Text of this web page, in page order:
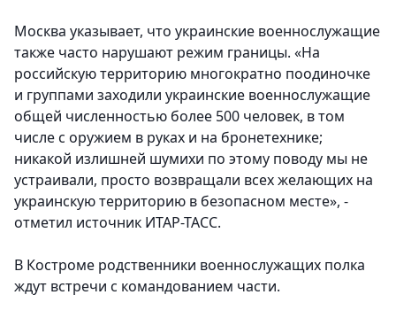
Москва указывает, что украинские военнослужащие
также часто нарушают режим границы. «На
российскую территорию многократно поодиночке
и группами заходили украинские военнослужащие
общей численностью более 500 человек, в том
числе с оружием в руках и на бронетехнике;
никакой излишней шумихи по этому поводу мы не
устраивали, просто возвращали всех желающих на
украинскую территорию в безопасном месте», -
отметил источник ИТАР-ТАСС.
В Костроме родственники военнослужащих полка
ждут встречи с командованием части.